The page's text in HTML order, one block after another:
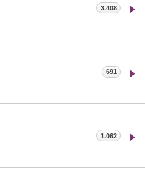
3.408
691
1.062